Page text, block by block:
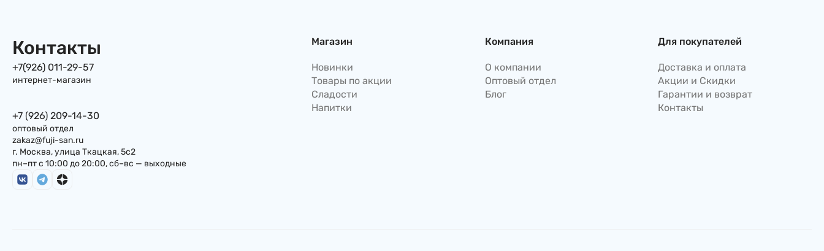
Контакты
+7(926) 011-29-57
интернет-магазин
+7 (926) 209-14-30
оптовый отдел
zakaz@fuji-san.ru
г. Москва, улица Ткацкая, 5с2
пн–пт с 10:00 до 20:00, сб–вс — выходные
Магазин
Новинки
Товары по акции
Сладости
Напитки
Компания
О компании
Оптовый отдел
Блог
Для покупателей
Доставка и оплата
Акции и Скидки
Гарантии и возврат
Контакты